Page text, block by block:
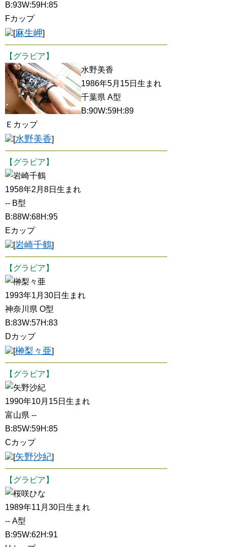
B:93W:59H:85
Fカップ
[麻生岬]
【グラビア】
水野美香
1986年5月15日生まれ
千葉県 A型
B:90W:59H:89
Ｅカップ
[水野美香]
【グラビア】
岩崎千鶴
1958年2月8日生まれ
-- B型
B:88W:68H:95
Eカップ
[岩崎千鶴]
【グラビア】
榊梨々亜
1993年1月30日生まれ
神奈川県 O型
B:83W:57H:83
Dカップ
[榊梨々亜]
【グラビア】
矢野沙紀
1990年10月15日生まれ
富山県 --
B:85W:59H:85
Cカップ
[矢野沙紀]
【グラビア】
桜咲ひな
1989年11月30日生まれ
-- A型
B:95W:62H:91